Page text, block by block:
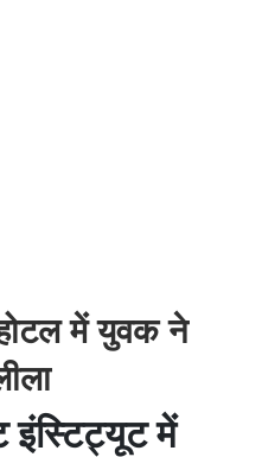
में युवक ने
इंस्टिट्यूट में